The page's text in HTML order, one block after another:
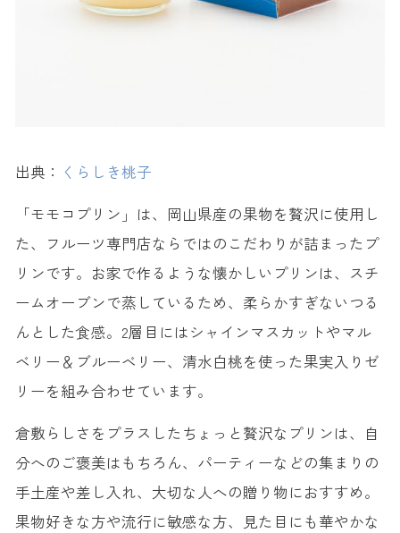
出典： くらしき桃子
「モモコプリン」は、岡山県産の果物を贅沢に使用し
た、フルーツ専門店ならではのこだわりが詰まったプ
リンです。お家で作るような懐かしいプリンは、スチ
ームオーブンで蒸しているため、柔らかすぎないつる
んとした食感。2層目にはシャインマスカットやマル
ベリー＆ブルーベリー、清水白桃を使った果実入りゼ
リーを組み合わせています。
倉敷らしさをプラスしたちょっと贅沢なプリンは、自
分へのご褒美はもちろん、パーティーなどの集まりの
手土産や差し入れ、大切な人への贈り物におすすめ。
果物好きな方や流行に敏感な方、見た目にも華やかな